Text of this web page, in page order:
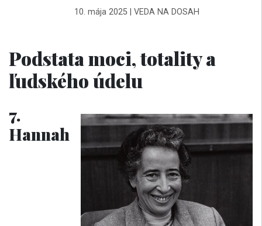
10. mája 2025| VEDA NA DOSAH
Podstata moci, totality a
ľudského údelu
7.
Hannah